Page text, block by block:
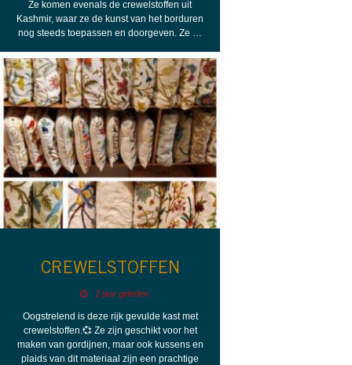
Ze komen evenals de crewelstoffen uit
Kashmir, waar ze de kunst van het borduren
nog steeds toepassen en doorgeven. Ze …
CREWELSTOFFEN
2 jaar geleden
Oogstrelend is deze rijk gevulde kast met
crewelstoffen.💞 Ze zijn geschikt voor het
maken van gordijnen, maar ook kussens en
plaids van dit materiaal zijn een prachtige